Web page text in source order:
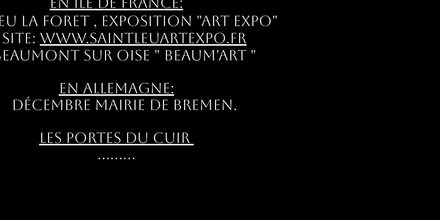
la foret , Exposition "Art Expo"
site: www.saintleuartexpo.fr
sur Oise " Beaum'art "
En Allemagne:
Décembre mairie de Bremen.
Les Portes du cuir
.........​